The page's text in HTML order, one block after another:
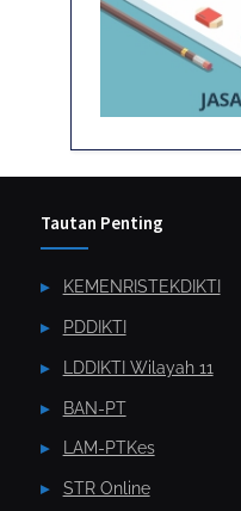
Tautan Penting
KEMENRISTEKDIKTI
PDDIKTI
LDDIKTI Wilayah 11
BAN-PT
LAM-PTKes
STR Online